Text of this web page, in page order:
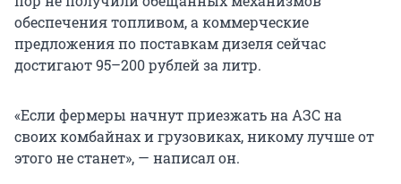
обеспечения топливом, а коммерческие
предложения по поставкам дизеля сейчас
достигают 95–200 рублей за литр.
«Если фермеры начнут приезжать на АЗС на
своих комбайнах и грузовиках, никому лучше от
этого не станет», — написал он.